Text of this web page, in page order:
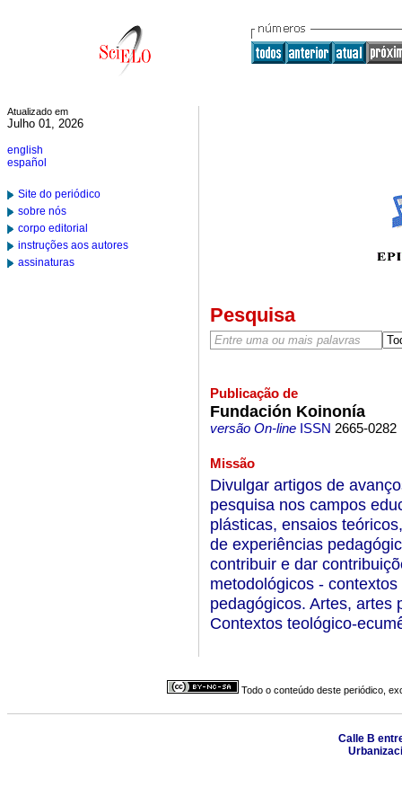
Atualizado em
Julho 01, 2026
english
español
Site do periódico
sobre nós
corpo editorial
instruções aos autores
assinaturas
Pesquisa
Publicação de
Fundación Koinonía
versão On-lineISSN 2665-0282
Missão
Divulgar artigos de
pesquisa nos campos
plásticas, ensaios
de experiências
contribuir e dar
metodológicos -
pedagógicos. Artes, artes
Contextos teológico-
Todo o conteúdo deste periódico,
Calle B